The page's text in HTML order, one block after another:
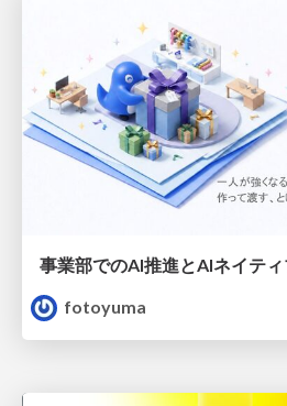
事業部でのAI推進とAIネイテ
fotoyuma